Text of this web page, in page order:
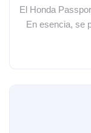
El Honda
En esencia, se